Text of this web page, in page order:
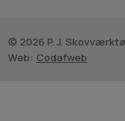
© 2026 P. J.
Web: Codafweb